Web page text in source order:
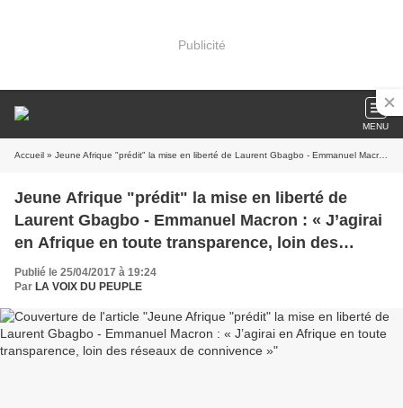
Publicité
MENU
Accueil » Jeune Afrique "prédit" la mise en liberté de Laurent Gbagbo - Emmanuel Macron : « J’agirai en Afrique en toute transparence, loin des réseaux de connivence »
Jeune Afrique "prédit" la mise en liberté de
Laurent Gbagbo - Emmanuel Macron : « J’agirai
en Afrique en toute transparence, loin des
réseaux de connivence »
Publié le 25/04/2017 à 19:24
Par LA VOIX DU PEUPLE